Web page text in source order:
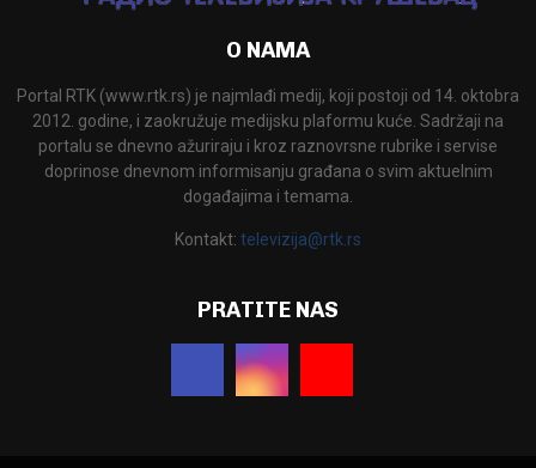
O NAMA
Portal RTK (www.rtk.rs) je najmlađi medij, koji postoji od 14. oktobra
2012. godine, i zaokružuje medijsku plaformu kuće. Sadržaji na
portalu se dnevno ažuriraju i kroz raznovrsne rubrike i servise
doprinose dnevnom informisanju građana o svim aktuelnim
događajima i temama.
Kontakt: televizija@rtk.rs
PRATITE NAS